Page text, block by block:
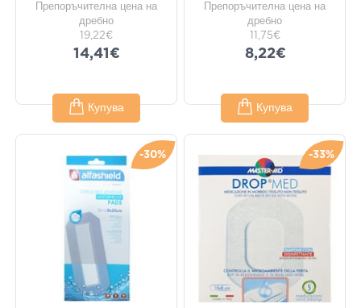
Препоръчителна цена на
дребно
19,22€
14,41€
Купува
Препоръчителна цена на
дребно
11,75€
8,22€
Купува
-30% -33%